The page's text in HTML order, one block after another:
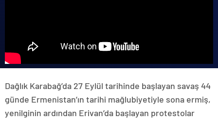
Dağlık Karabağ’da 27 Eylül tarihinde başlayan savaş 44
günde Ermenistan’ın tarihi mağlubiyetiyle sona ermiş,
yenilginin ardından Erivan’da başlayan protestolar